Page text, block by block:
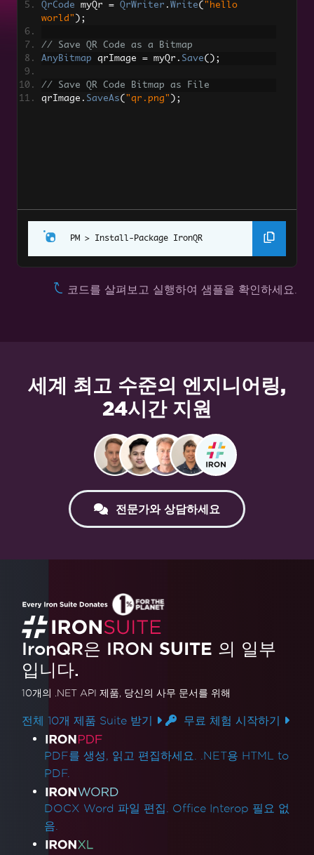
QrCode myQr = QrWriter . Write( "hello
world" );
// Save QR Code as a Bitmap
AnyBitmap qrImage = myQr . Save();
// Save QR Code Bitmap as File
qrImage . SaveAs( "qr.png" );
Install-Package IronQR
코드를 살펴보고 실행하여 샘플을 확인하세요.
세계 최고 수준의 엔지니어링,
24시간 지원
전문가와 상담하세요
IronQR은 IRON SUITE 의 일부
입니다.
10개의 .NET API 제품, 당신의 사무 문서를 위해
전체 10개 제품 Suite 받기 무료 체험 시작하기
제품 링크
PDF를 생성, 읽고 편집하세요. .NET용 HTML to
PDF.
DOCX Word 파일 편집. Office Interop 필요 없
음.